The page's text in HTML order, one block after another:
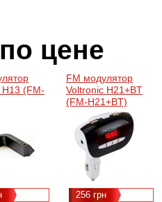
цене
(FM-
FM модулятор
Voltronic H21+BT
(FM-H21+BT)
256 грн